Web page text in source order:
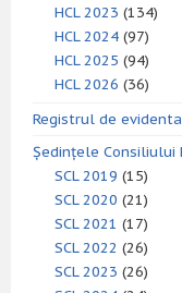
HCL 2023 (134)
HCL 2024 (97)
HCL 2025 (94)
HCL 2026 (36)
Registrul de
Ședințele Consiliului
SCL 2019 (15)
SCL 2020 (21)
SCL 2021 (17)
SCL 2022 (26)
SCL 2023 (26)